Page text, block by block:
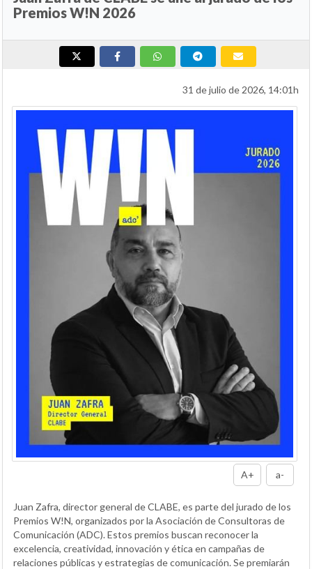
Premios W!N 2026
31 de julio de 2026, 14:01h
A+ a-
Juan Zafra, director general de CLABE, es parte del jurado de los
Premios W!N, organizados por la Asociación de Consultoras de
Comunicación (ADC). Estos premios buscan reconocer la
excelencia, creatividad, innovación y ética en campañas de
relaciones públicas y estrategias de comunicación. Se premiarán